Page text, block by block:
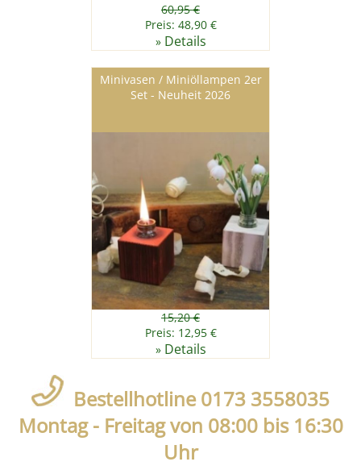
60,95 €
Preis: 48,90 €
» Details
Minivasen / Miniöllampen 2er
Set - Neuheit 2026
15,20 €
Preis: 12,95 €
» Details
Bestellhotline 0173 3558035
Montag - Freitag von 08:00 bis 16:30
Uhr